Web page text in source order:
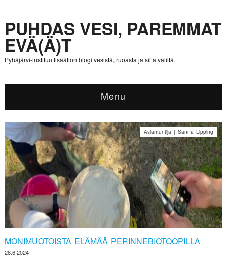
PUHDAS VESI, PAREMMAT
EVÄ(Ä)T
Pyhäjärvi-instituuttisäätiön blogi vesistä, ruoasta ja siltä väliltä.
Menu
MONIMUOTOISTA ELÄMÄÄ PERINNEBIOTOOPILLA
28.6.2024
Asiantuntija | Sanna Lipping